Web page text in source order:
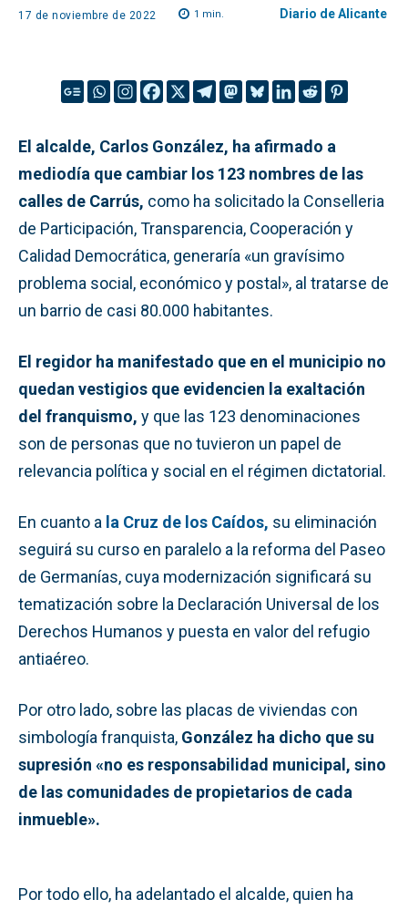
17 de noviembre de 2022 1 min. Diario de Alicante
El alcalde, Carlos González, ha afirmado a
mediodía que cambiar los 123 nombres de las
calles de Carrús, como ha solicitado la Conselleria
de Participación, Transparencia, Cooperación y
Calidad Democrática, generaría «un gravísimo
problema social, económico y postal», al tratarse de
un barrio de casi 80.000 habitantes.
El regidor ha manifestado que en el municipio no
quedan vestigios que evidencien la exaltación
del franquismo, y que las 123 denominaciones
son de personas que no tuvieron un papel de
relevancia política y social en el régimen dictatorial.
En cuanto a la Cruz de los Caídos, su eliminación
seguirá su curso en paralelo a la reforma del Paseo
de Germanías, cuya modernización significará su
tematización sobre la Declaración Universal de los
Derechos Humanos y puesta en valor del refugio
antiaéreo.
Por otro lado, sobre las placas de viviendas con
simbología franquista, González ha dicho que su
supresión «no es responsabilidad municipal, sino
de las comunidades de propietarios de cada
inmueble».
Por todo ello, ha adelantado el alcalde, quien ha